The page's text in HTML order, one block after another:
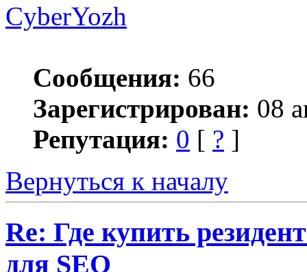
CyberYozh
Сообщения: 66
Зарегистрирован: 08
Репутация: 0 [ ? ]
Вернуться к началу
Re: Где купить
для SEO